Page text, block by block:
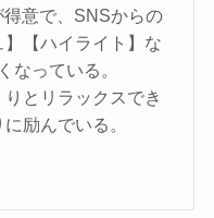
意で、SNSからの
【ハイライト】な
なっている。
とリラックスでき
励んでいる。